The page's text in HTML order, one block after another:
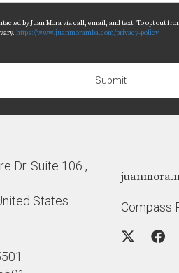
en turismo, tecnología y
by Juan Mora via call, email, and text. To opt out
https://www.juanmoramba.com/privacy-policy
Submit
Dr. Suite 106 ,
States
Compass